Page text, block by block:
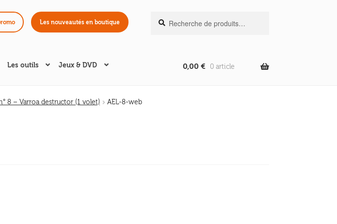
Les nouveautés en boutique
pour :
Recherche
Les outils Jeux & DVD 0,00 € 0 article
8 – Varroa destructor (1 volet) AEL-8-web